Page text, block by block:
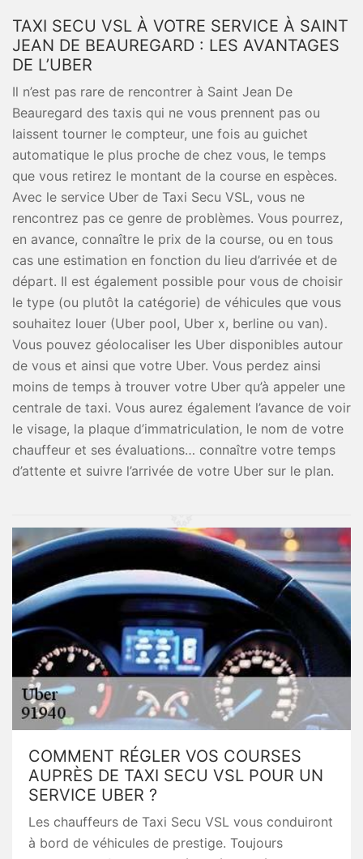
TAXI SECU VSL À VOTRE SERVICE À SAINT
JEAN DE BEAUREGARD : LES AVANTAGES
DE L’UBER
Il n’est pas rare de rencontrer à Saint Jean De
Beauregard des taxis qui ne vous prennent pas ou
laissent tourner le compteur, une fois au guichet
automatique le plus proche de chez vous, le temps
que vous retirez le montant de la course en espèces.
Avec le service Uber de Taxi Secu VSL, vous ne
rencontrez pas ce genre de problèmes. Vous pourrez,
en avance, connaître le prix de la course, ou en tous
cas une estimation en fonction du lieu d’arrivée et de
départ. Il est également possible pour vous de choisir
le type (ou plutôt la catégorie) de véhicules que vous
souhaitez louer (Uber pool, Uber x, berline ou van).
Vous pouvez géolocaliser les Uber disponibles autour
de vous et ainsi que votre Uber. Vous perdez ainsi
moins de temps à trouver votre Uber qu’à appeler une
centrale de taxi. Vous aurez également l’avance de voir
le visage, la plaque d’immatriculation, le nom de votre
chauffeur et ses évaluations… connaître votre temps
d’attente et suivre l’arrivée de votre Uber sur le plan.
COMMENT RÉGLER VOS COURSES
AUPRÈS DE TAXI SECU VSL POUR UN
SERVICE UBER ?
Les chauffeurs de Taxi Secu VSL vous conduiront
à bord de véhicules de prestige. Toujours